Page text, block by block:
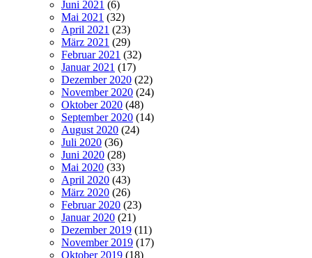
Juni 2021 (6)
Mai 2021 (32)
April 2021 (23)
März 2021 (29)
Februar 2021 (32)
Januar 2021 (17)
Dezember 2020 (22)
November 2020 (24)
Oktober 2020 (48)
September 2020 (14)
August 2020 (24)
Juli 2020 (36)
Juni 2020 (28)
Mai 2020 (33)
April 2020 (43)
März 2020 (26)
Februar 2020 (23)
Januar 2020 (21)
Dezember 2019 (11)
November 2019 (17)
Oktober 2019 (18)